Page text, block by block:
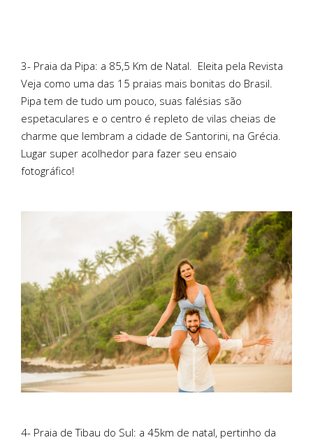
3- Praia da Pipa: a 85,5 Km de Natal. Eleita pela Revista
Veja como uma das 15 praias mais bonitas do Brasil.
Pipa tem de tudo um pouco, suas falésias são
espetaculares e o centro é repleto de vilas cheias de
charme que lembram a cidade de Santorini, na Grécia.
Lugar super acolhedor para fazer seu ensaio
fotográfico!
4- Praia de Tibau do Sul: a 45km de natal, pertinho da